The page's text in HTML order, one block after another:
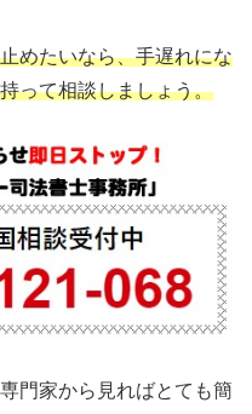
めたいなら、手遅れにな
って相談しましょう。
門家から見ればとても簡